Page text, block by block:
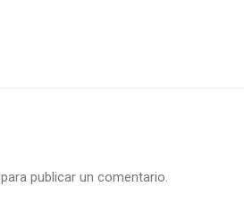
para publicar un comentario.